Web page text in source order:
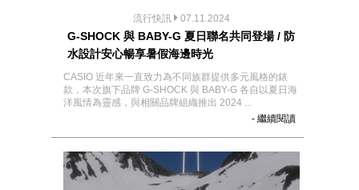
流行快訊 07.11.2024
G-SHOCK 與 BABY-G 夏日聯名共同登場 / 防
水設計安心暢享暑假海邊時光
CASIO 近年來一直致力為不同族群提供多元風格的錶
款，本次旗下品牌 G-SHOCK 與 BABY-G 各自以夏日海
洋風情為靈感，與相關品牌組織推出 2024 ...
- 繼續閱讀